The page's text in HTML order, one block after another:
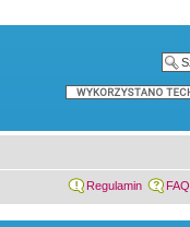
Regulamin FAQ